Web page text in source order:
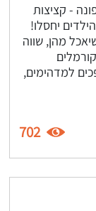
- קציצות
יחסלו!
מהן, שווה
למדהימים,
702